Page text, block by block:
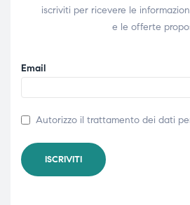
iscriviti per ricevere le
e le offerte
Email
Autorizzo il trattamento dei dati